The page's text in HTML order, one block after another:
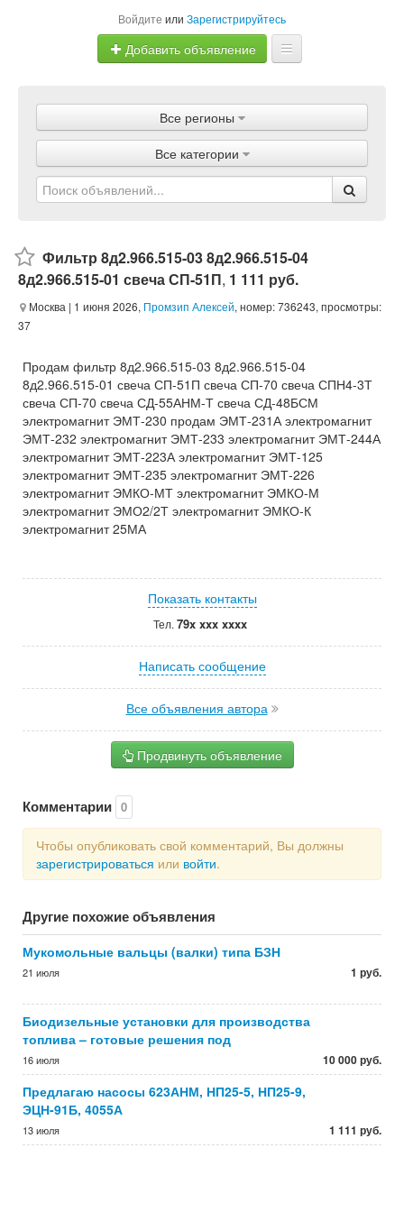
Войдите или Зарегистрируйтесь
Добавить объявление
Объявления
Магазины
Услуги
Все регионы
Все категории
Фильтр 8д2.966.515-03 8д2.966.515-04
8д2.966.515-01 свеча СП-51П, 1 111 руб.
Москва | 1 июня 2026, Промзип Алексей, номер: 736243, просмотры:
37
Продам фильтр 8д2.966.515-03 8д2.966.515-04
8д2.966.515-01 свеча СП-51П свеча СП-70 свеча СПН4-3Т
свеча СП-70 свеча СД-55АНМ-Т свеча СД-48БСМ
электромагнит ЭМТ-230 продам ЭМТ-231А электромагнит
ЭМТ-232 электромагнит ЭМТ-233 электромагнит ЭМТ-244А
электромагнит ЭМТ-223А электромагнит ЭМТ-125
электромагнит ЭМТ-235 электромагнит ЭМТ-226
электромагнит ЭМКО-МТ электромагнит ЭМКО-М
электромагнит ЭМО2/2Т электромагнит ЭМКО-К
электромагнит 25МА
Показать контакты
Тел. 79x xxx xxxx
Написать сообщение
Все объявления автора
Продвинуть объявление
Комментарии 0
Чтобы опубликовать свой комментарий, Вы должны
зарегистрироваться или войти.
Другие похожие объявления
Мукомольные вальцы (валки) типа БЗН
21 июля 1 руб.
Биодизельные установки для производства
топлива – готовые решения под
16 июля 10 000 руб.
Предлагаю насосы 623АНМ, НП25-5, НП25-9,
ЭЦН-91Б, 4055А
13 июля 1 111 руб.